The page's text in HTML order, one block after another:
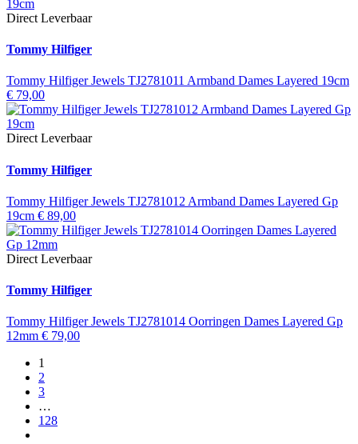
Direct Leverbaar
Tommy Hilfiger
Tommy Hilfiger Jewels TJ2781011 Armband Dames Layered 19cm
€ 79,00
Direct Leverbaar
Tommy Hilfiger
Tommy Hilfiger Jewels TJ2781012 Armband Dames Layered Gp
19cm € 89,00
Direct Leverbaar
Tommy Hilfiger
Tommy Hilfiger Jewels TJ2781014 Oorringen Dames Layered Gp
12mm € 79,00
1
2
3
…
128